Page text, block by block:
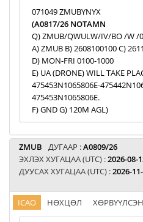
071049 ZMUBYNYX
(A0817/26 NOTAMN
Q) ZMUB/QWULW/IV/BO /W /
A) ZMUB B) 2608100100 C)
D) MON-FRI 0100-1000
E) UA (DRONE) WILL TAKE
475453N1065806E-
475453N1065806E.
F) GND G) 120M AGL)
ZMUB ДУГААР :A0809/26
ЭХЛЭХ ХУГАЦАА (UTC) :2026-08-
ДУУСАХ ХУГАЦАА (UTC) :2026-
ICAO НӨХЦӨЛ ХӨРВҮҮЛСЭН